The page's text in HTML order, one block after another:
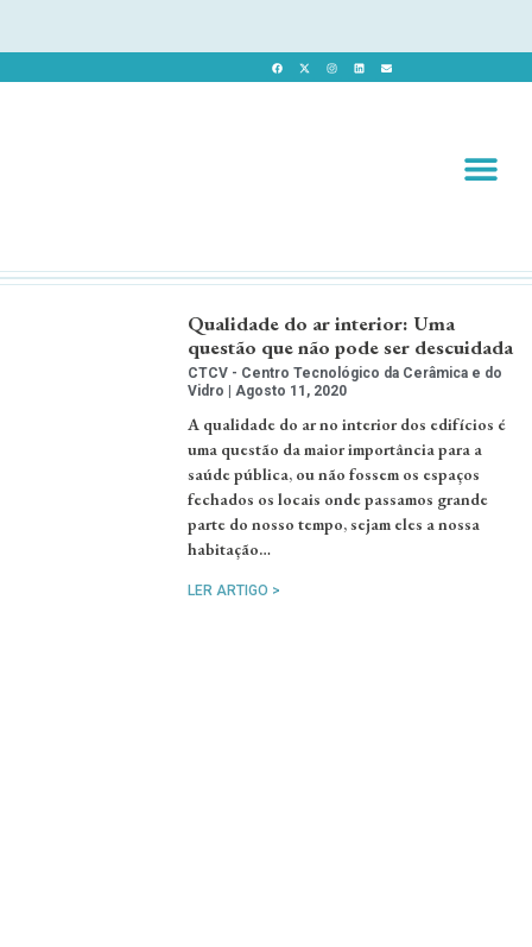
Qualidade do ar interior: Uma
questão que não pode ser descuidada
CTCV - Centro Tecnológico da Cerâmica e do
Vidro
Agosto 11, 2020
A qualidade do ar no interior dos edifícios é
uma questão da maior importância para a
saúde pública, ou não fossem os espaços
fechados os locais onde passamos grande
parte do nosso tempo, sejam eles a nossa
habitação…
LER ARTIGO >